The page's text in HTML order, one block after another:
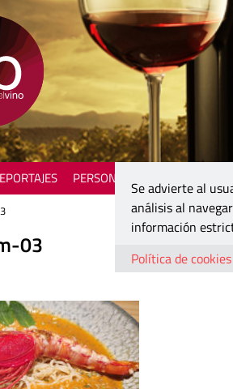
PERSONAJES
03
Se advierte al
análisis al
información
Política de cookies